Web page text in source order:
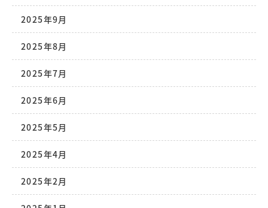
2025年9月
2025年8月
2025年7月
2025年6月
2025年5月
2025年4月
2025年2月